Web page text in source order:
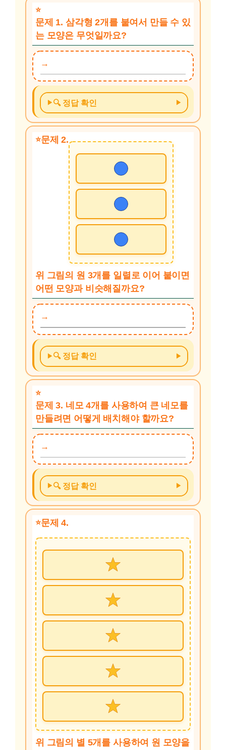
문제 1. 삼각형 2개를 붙여서 만들 수 있
는 모양은 무엇일까요?
🔍 정답 확인
문제 2.
위 그림의 원 3개를 일렬로 이어 붙이면
어떤 모양과 비슷해질까요?
🔍 정답 확인
문제 3. 네모 4개를 사용하여 큰 네모를
만들려면 어떻게 배치해야 할까요?
🔍 정답 확인
문제 4.
위 그림의 별 5개를 사용하여 원 모양을